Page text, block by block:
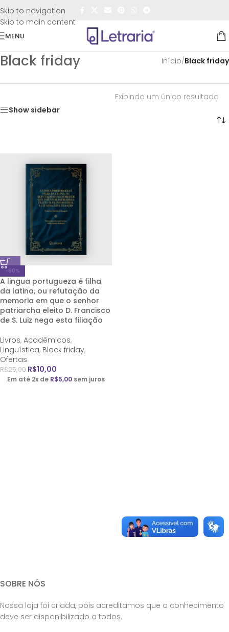
Skip to navigation
Skip to main content
FRETE GRÁTIS
MENU
Black friday Início/Black friday
Show sidebar
Exibindo um único resultado
-60%
A lingua portugueza é filha
da latina, ou refutação da
memoria em que o senhor
patriarcha eleito D. Francisco
de S. Luiz nega esta filiação
Livros, Acadêmicos,
Linguística, Black friday,
Ofertas
R$25,00 R$10,00
Em até 2x de R$5,00 sem juros
SOBRE NÓS
Nossa loja foi criada, pois acreditamos que o conhecimento
deve ser disponibilizado a todos.